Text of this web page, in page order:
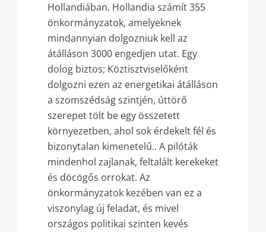
Hollandiában. Hollandia számít 355
önkormányzatok, amelyeknek
mindannyian dolgozniuk kell az
átálláson 3000 engedjen utat. Egy
dolog biztos; Köztisztviselőként
dolgozni ezen az energetikai átálláson
a szomszédság szintjén, úttörő
szerepet tölt be egy összetett
környezetben, ahol sok érdekelt fél és
bizonytalan kimenetelű.. A pilóták
mindenhol zajlanak, feltalált kerekeket
és döcögős orrokat. Az
önkormányzatok kezében van ez a
viszonylag új feladat, és mivel
országos politikai szinten kevés